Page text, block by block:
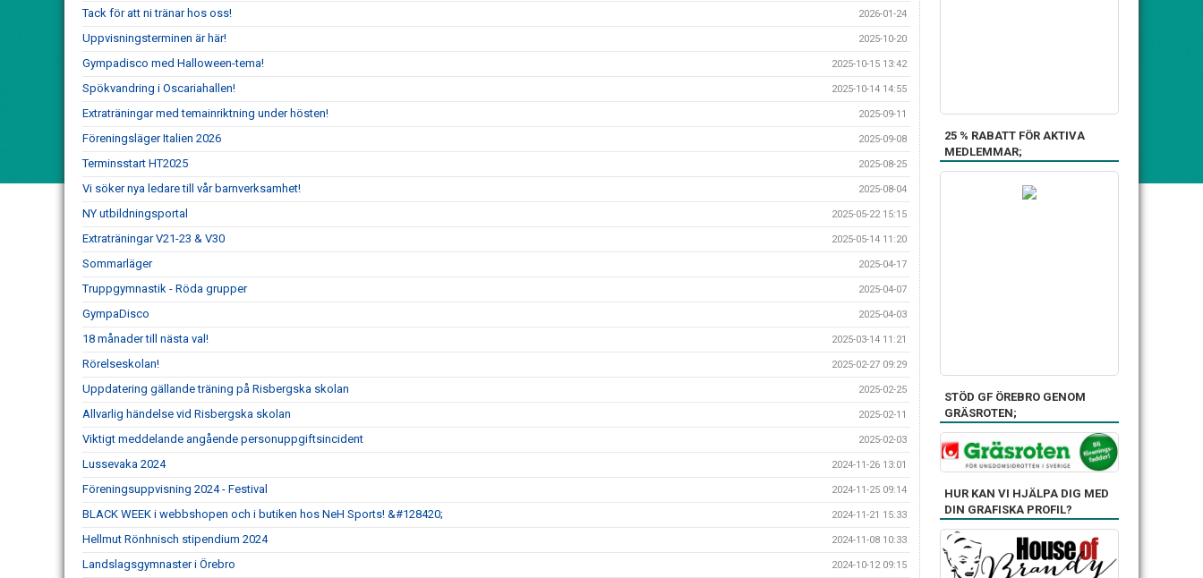
Tack för att ni tränar hos oss! 2026-01-24
Uppvisningsterminen är här! 2025-10-20
Gympadisco med Halloween-tema! 2025-10-15 13:42
Spökvandring i Oscariahallen! 2025-10-14 14:55
Extraträningar med temainriktning under hösten! 2025-09-11
Föreningsläger Italien 2026 2025-09-08
Terminsstart HT2025 2025-08-25
Vi söker nya ledare till vår barnverksamhet! 2025-08-04
NY utbildningsportal 2025-05-22 15:15
Extraträningar V21-23 & V30 2025-05-14 11:20
Sommarläger 2025-04-17
Truppgymnastik - Röda grupper 2025-04-07
GympaDisco 2025-04-03
18 månader till nästa val! 2025-03-14 11:21
Rörelseskolan! 2025-02-27 09:29
Uppdatering gällande träning på Risbergska skolan 2025-02-25
Allvarlig händelse vid Risbergska skolan 2025-02-11
Viktigt meddelande angående personuppgiftsincident 2025-02-03
Lussevaka 2024 2024-11-26 13:01
Föreningsuppvisning 2024 - Festival 2024-11-25 09:14
BLACK WEEK i webbshopen och i butiken hos NeH Sports! &#128420; 2024-11-21 15:33
Hellmut Rönhnisch stipendium 2024 2024-11-08 10:33
Landslagsgymnaster i Örebro 2024-10-12 09:15
25 % RABATT FÖR AKTIVA
MEDLEMMAR;
STÖD GF ÖREBRO GENOM
GRÄSROTEN;
HUR KAN VI HJÄLPA DIG MED
DIN GRAFISKA PROFIL?